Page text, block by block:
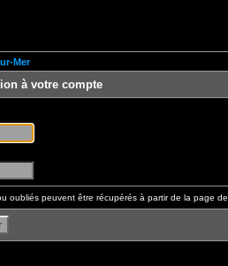
Mer
à votre compte
oubliés peuvent être récupérés à partir de la page de